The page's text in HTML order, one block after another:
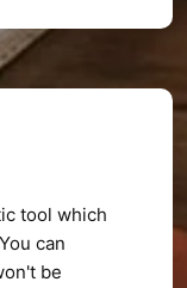
tool which
can
be